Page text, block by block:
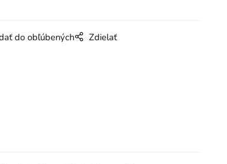
do obľúbených Zdielať